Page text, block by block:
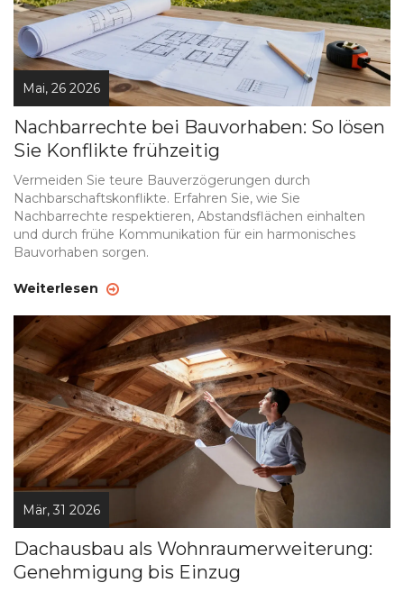
Mai, 26 2026
Nachbarrechte bei Bauvorhaben: So lösen
Sie Konflikte frühzeitig
Vermeiden Sie teure Bauverzögerungen durch
Nachbarschaftskonflikte. Erfahren Sie, wie Sie
Nachbarrechte respektieren, Abstandsflächen einhalten
und durch frühe Kommunikation für ein harmonisches
Bauvorhaben sorgen.
Weiterlesen
Mär, 31 2026
Dachausbau als Wohnraumerweiterung:
Genehmigung bis Einzug